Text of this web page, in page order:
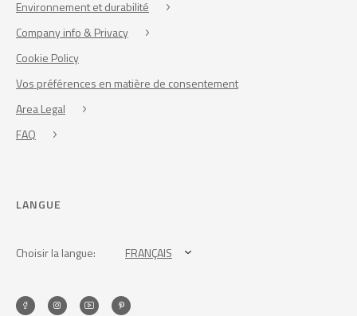
Environnement et durabilité
Company info & Privacy
Cookie Policy
Vos préférences en matière de consentement
Area Legal
FAQ
LANGUE
Choisir la langue: FRANÇAIS